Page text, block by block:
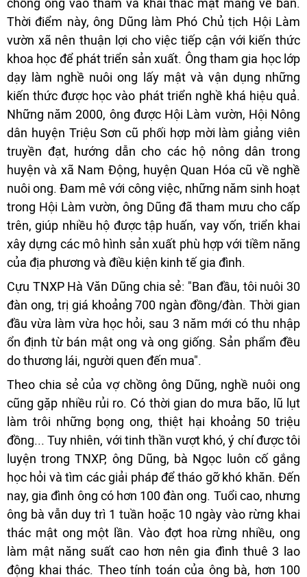
Thời điểm này, ông Dũng làm Phó Chủ tịch Hội Làm
vườn xã nên thuận lợi cho việc tiếp cận với kiến thức
khoa học để phát triển sản xuất. Ông tham gia học lớp
dạy làm nghề nuôi ong lấy mật và vận dụng những
kiến thức được học vào phát triển nghề khá hiệu quả.
Những năm 2000, ông được Hội Làm vườn, Hội Nông
dân huyện Triệu Sơn cũ phối hợp mời làm giảng viên
truyền đạt, hướng dẫn cho các hộ nông dân trong
huyện và xã Nam Động, huyện Quan Hóa cũ về nghề
nuôi ong. Đam mê với công việc, những năm sinh hoạt
trong Hội Làm vườn, ông Dũng đã tham mưu cho cấp
trên, giúp nhiều hộ được tập huấn, vay vốn, triển khai
xây dựng các mô hình sản xuất phù hợp với tiềm năng
của địa phương và điều kiện kinh tế gia đình.
Cựu TNXP Hà Văn Dũng chia sẻ: "Ban đầu, tôi nuôi 30
đàn ong, trị giá khoảng 700 ngàn đồng/đàn. Thời gian
đầu vừa làm vừa học hỏi, sau 3 năm mới có thu nhập
ổn định từ bán mật ong và ong giống. Sản phẩm đều
do thương lái, người quen đến mua".
Theo chia sẻ của vợ chồng ông Dũng, nghề nuôi ong
cũng gặp nhiều rủi ro. Có thời gian do mưa bão, lũ lụt
làm trôi những bọng ong, thiệt hại khoảng 50 triệu
đồng... Tuy nhiên, với tinh thần vượt khó, ý chí được tôi
luyện trong TNXP, ông Dũng, bà Ngọc luôn cố gắng
học hỏi và tìm các giải pháp để tháo gỡ khó khăn. Đến
nay, gia đình ông có hơn 100 đàn ong. Tuổi cao, nhưng
ông bà vẫn duy trì 1 tuần hoặc 10 ngày vào rừng khai
thác mật ong một lần. Vào đợt hoa rừng nhiều, ong
làm mật năng suất cao hơn nên gia đình thuê 3 lao
động khai thác. Theo tính toán của ông bà, hơn 100